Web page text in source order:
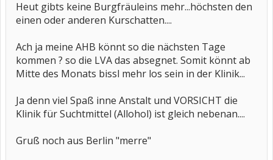
Heut gibts keine Burgfräuleins mehr...höchsten den
einen oder anderen Kurschatten....
Ach ja meine AHB könnt so die nächsten Tage
kommen ? so die LVA das absegnet. Somit könnt ab
Mitte des Monats bissl mehr los sein in der Klinik...
Ja denn viel Spaß inne Anstalt und VORSICHT die
Klinik für Suchtmittel (Allohol) ist gleich nebenan....
Gruß noch aus Berlin "merre"